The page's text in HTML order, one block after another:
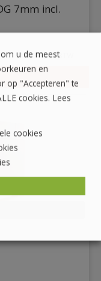
DETAILS
7mm incl.
€ 51,97incl. BTW
u de meest
en
op "Accepteren" te
cookies. Lees
cookies